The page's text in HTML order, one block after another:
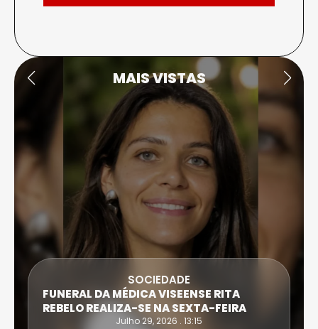
MAIS VISTAS
SOCIEDADE
FUNERAL DA MÉDICA VISEENSE RITA
REBELO REALIZA-SE NA SEXTA-FEIRA
Julho 29, 2026 . 13:15